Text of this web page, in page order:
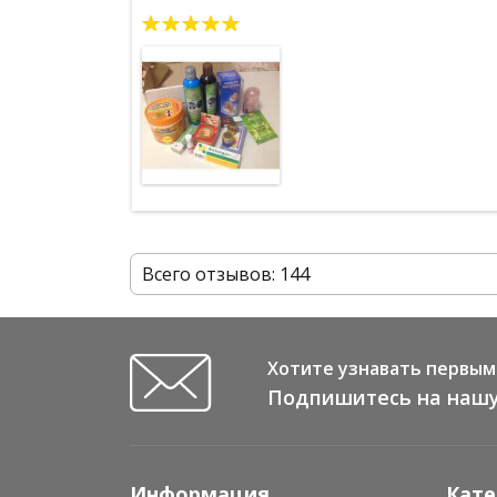
Всего отзывов: 144
Хотите узнавать
Подпишитесь на